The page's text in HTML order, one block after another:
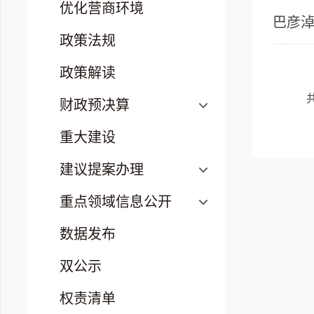
优化营商环境
政策法规
政策解读
财政预决算
重大建设
建议提案办理
重点领域信息公开
数据发布
双公示
权责清单